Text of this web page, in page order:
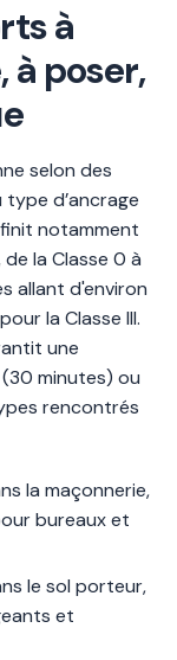
à
à poser,
selon des
d’ancrage
notamment
la Classe 0 à
allant d'environ
la Classe III.
une
(30 minutes) ou
rencontrés
la maçonnerie,
bureaux et
le sol porteur,
et